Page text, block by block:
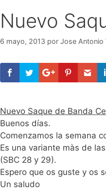
Nuevo
6 mayo, 2013 por Jose Antonio
Nuevo Saque de Banda
Buenos días.
Comenzamos la semana
Es una variante màs de
(SBC 28 y 29).
Espero que os guste y os
Un saludo